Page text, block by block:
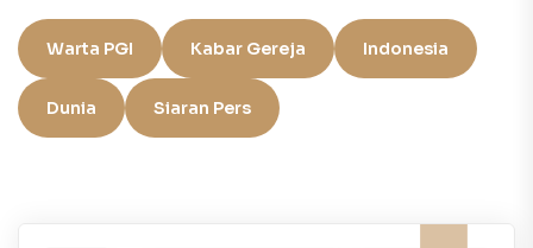
Warta PGI Kabar Gereja Indonesia
Dunia Siaran Pers